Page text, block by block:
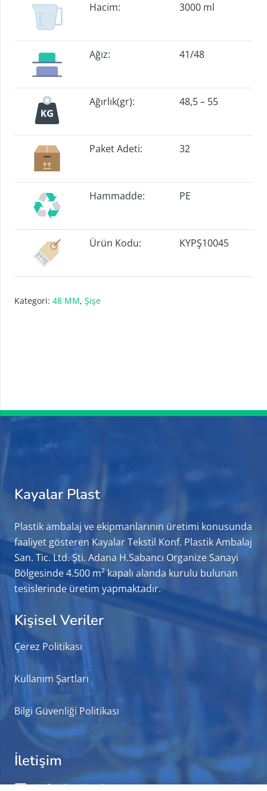
Hacim: 3000 ml
Ağız: 41/48
Ağırlık(gr): 48,5 – 55
Paket Adeti: 32
Hammadde: PE
Ürün Kodu: KYPŞ10045
Kategori: 48 MM, Şişe
Kayalar Plast
Plastik ambalaj ve ekipmanlarının üretimi konusunda
faaliyet gösteren Kayalar Tekstil Konf. Plastik Ambalaj
San. Tic. Ltd. Şti. Adana H.Sabancı Organize Sanayi
Bölgesinde 4.500 m² kapalı alanda kurulu bulunan
tesislerinde üretim yapmaktadır.
Kişisel Veriler
Çerez Politikası
Kullanım Şartları
Bilgi Güvenliği Politikası
İletişim
info@kayalarplast.com.tr